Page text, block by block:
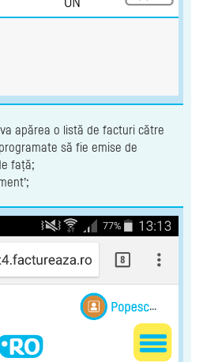
apărea o listă de facturi către
să fie emise de
față;